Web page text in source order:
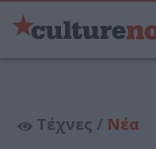
Τέχνες / Νέα